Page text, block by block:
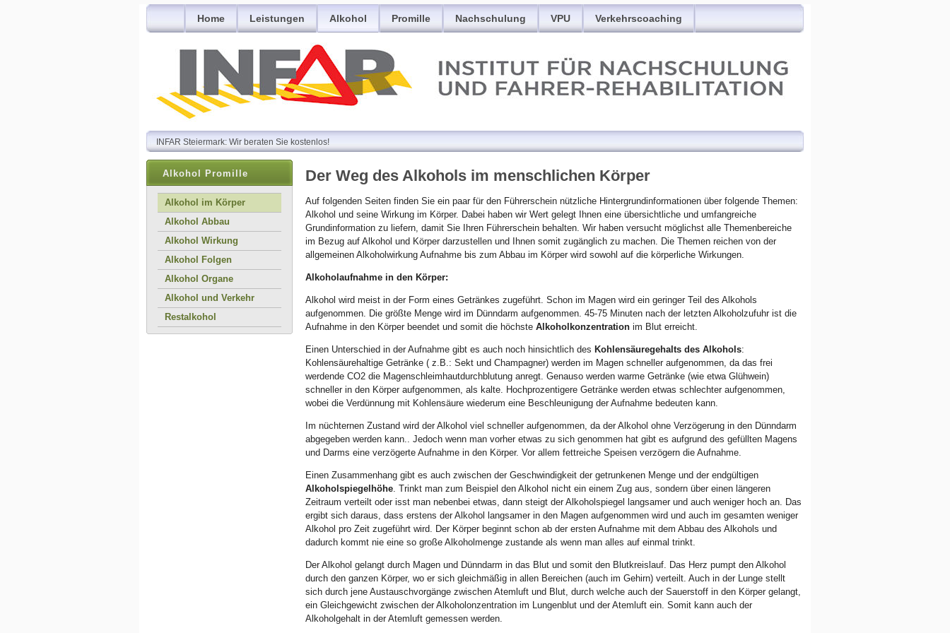
Home Leistungen Alkohol Promille Nachschulung VPU Verkehrscoaching
INFAR Steiermark: Wir beraten Sie kostenlos!
Alkohol Promille
Alkohol im Körper
Alkohol Abbau
Alkohol Wirkung
Alkohol Folgen
Alkohol Organe
Alkohol und Verkehr
Restalkohol
Der Weg des Alkohols im menschlichen Körper
Auf folgenden Seiten finden Sie ein paar für den Führerschein nützliche Hintergrundinformationen über folgende Themen:
Alkohol und seine Wirkung im Körper. Dabei haben wir Wert gelegt Ihnen eine übersichtliche und umfangreiche
Grundinformation zu liefern, damit Sie Ihren Führerschein behalten. Wir haben versucht möglichst alle Themenbereiche
im Bezug auf Alkohol und Körper darzustellen und Ihnen somit zugänglich zu machen. Die Themen reichen von der
allgemeinen Alkoholwirkung Aufnahme bis zum Abbau im Körper wird sowohl auf die körperliche Wirkungen.
Alkoholaufnahme in den Körper:
Alkohol wird meist in der Form eines Getränkes zugeführt. Schon im Magen wird ein geringer Teil des Alkohols
aufgenommen. Die größte Menge wird im Dünndarm aufgenommen. 45-75 Minuten nach der letzten Alkoholzufuhr ist die
Aufnahme in den Körper beendet und somit die höchste Alkoholkonzentration im Blut erreicht.
Einen Unterschied in der Aufnahme gibt es auch noch hinsichtlich des Kohlensäuregehalts des Alkohols:
Kohlensäurehaltige Getränke ( z.B.: Sekt und Champagner) werden im Magen schneller aufgenommen, da das frei
werdende CO2 die Magenschleimhautdurchblutung anregt. Genauso werden warme Getränke (wie etwa Glühwein)
schneller in den Körper aufgenommen, als kalte. Hochprozentigere Getränke werden etwas schlechter aufgenommen,
wobei die Verdünnung mit Kohlensäure wiederum eine Beschleunigung der Aufnahme bedeuten kann.
Im nüchternen Zustand wird der Alkohol viel schneller aufgenommen, da der Alkohol ohne Verzögerung in den Dünndarm
abgegeben werden kann.. Jedoch wenn man vorher etwas zu sich genommen hat gibt es aufgrund des gefüllten Magens
und Darms eine verzögerte Aufnahme in den Körper. Vor allem fettreiche Speisen verzögern die Aufnahme.
Einen Zusammenhang gibt es auch zwischen der Geschwindigkeit der getrunkenen Menge und der endgültigen
Alkoholspiegelhöhe. Trinkt man zum Beispiel den Alkohol nicht ein einem Zug aus, sondern über einen längeren
Zeitraum verteilt oder isst man nebenbei etwas, dann steigt der Alkoholspiegel langsamer und auch weniger hoch an. Das
ergibt sich daraus, dass erstens der Alkohol langsamer in den Magen aufgenommen wird und auch im gesamten weniger
Alkohol pro Zeit zugeführt wird. Der Körper beginnt schon ab der ersten Aufnahme mit dem Abbau des Alkohols und
dadurch kommt nie eine so große Alkoholmenge zustande als wenn man alles auf einmal trinkt.
Der Alkohol gelangt durch Magen und Dünndarm in das Blut und somit den Blutkreislauf. Das Herz pumpt den Alkohol
durch den ganzen Körper, wo er sich gleichmäßig in allen Bereichen (auch im Gehirn) verteilt. Auch in der Lunge stellt
sich durch jene Austauschvorgänge zwischen Atemluft und Blut, durch welche auch der Sauerstoff in den Körper gelangt,
ein Gleichgewicht zwischen der Alkoholonzentration im Lungenblut und der Atemluft ein. Somit kann auch der
Alkoholgehalt in der Atemluft gemessen werden.